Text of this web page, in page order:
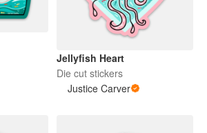
Jellyfish Heart
Die cut stickers
Justice Carver